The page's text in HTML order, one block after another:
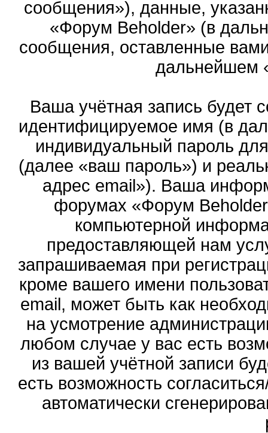
сообщения»), данные,
«Форум Beholder» (в
сообщения, оставленные
дальнейшем
Ваша учётная запись будет
идентифицируемое имя (в
индивидуальный пароль
(далее «ваш пароль») и
адрес email»). Ваша
форумах «Форум
компьютерной
предоставляющей нам
запрашиваемая при
кроме вашего имени
email, может быть как
на усмотрение
любом случае у вас есть
из вашей учётной записи
есть возможность
автоматически